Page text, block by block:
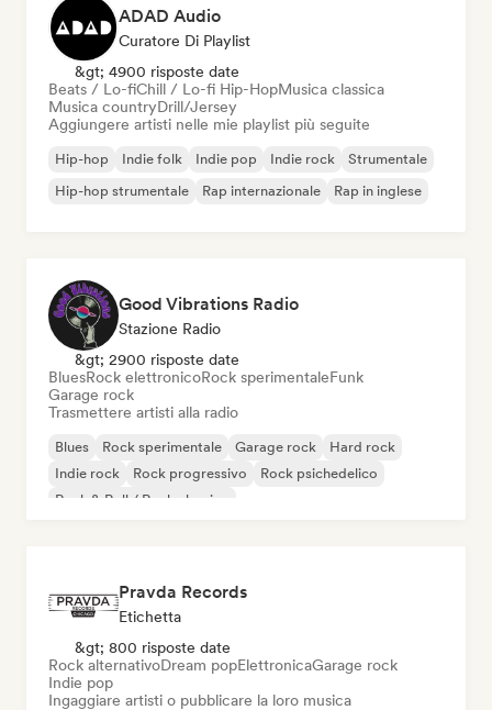
ADAD Audio
Curatore Di Playlist
&gt; 4900 risposte date
Beats / Lo-fiChill / Lo-fi Hip-HopMusica classica
Musica countryDrill/Jersey
Aggiungere artisti nelle mie playlist più seguite
Hip-hop Indie folk Indie pop Indie rock
Strumentale
Hip-hop strumentale
Rap internazionale Rap in inglese
Good Vibrations Radio
Stazione Radio
&gt; 2900 risposte date
BluesRock elettronicoRock sperimentaleFunk
Garage rock
Trasmettere artisti alla radio
Blues Rock sperimentale Garage rock
Hard rock
Indie rock
Rock progressivo
Rock psichedelico
Rock & Roll / Rock classico
Pravda Records
Etichetta
&gt; 800 risposte date
Rock alternativoDream popElettronicaGarage rock
Indie pop
Ingaggiare artisti o pubblicare la loro musica